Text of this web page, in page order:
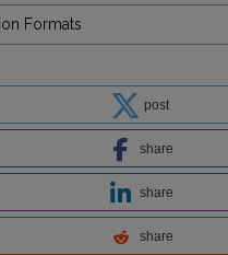
Formats
post
share
share
share